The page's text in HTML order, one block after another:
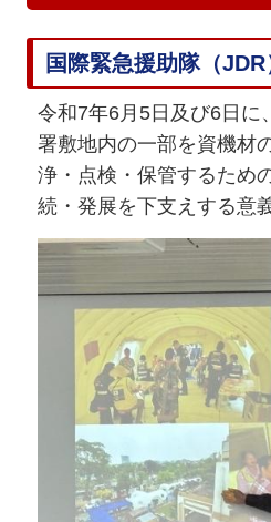
国際緊急援助隊（
令和7年6月5日及び6日に
署敷地内の一部を資機材
浄・点検・保管するため
続・発展を下支えする意